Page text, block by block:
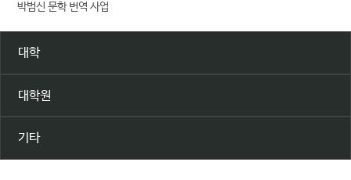
박범신 문학 번역 사업
대학
대학원
기타